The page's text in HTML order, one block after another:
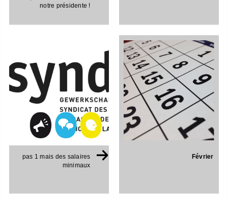
notre présidente !
pas 1 mais des salaires
minimaux
Février